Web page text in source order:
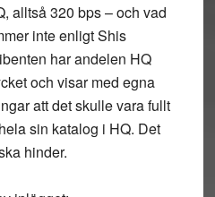
alltså 320 bps – och vad
inte enligt Shis
har andelen HQ
och visar med egna
att det skulle vara fullt
sin katalog i HQ. Det
hinder.